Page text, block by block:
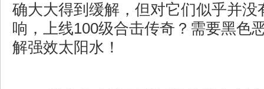
确大大得到缓解，但对它们似乎并没
响，上线100级合击传奇？需要黑色
解强效太阳水！